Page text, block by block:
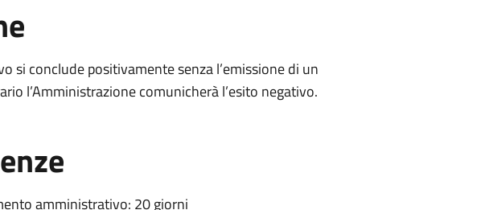
si conclude positivamente senza l’emissione di un
l’Amministrazione comunicherà l’esito negativo.
amministrativo: 20 giorni